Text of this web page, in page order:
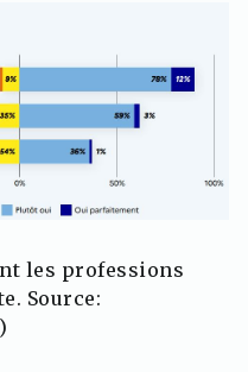
les professions
Source: